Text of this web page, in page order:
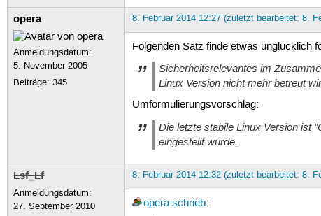
opera
Anmeldungsdatum:
5. November 2005
Beiträge:345
8. Februar 2014 12:27 (zuletzt bearbeitet: 8.
Folgenden Satz finde etwas unglücklich
Sicherheitsrelevantes im
Linux Version nicht mehr betreut
Umformulierungsvorschlag:
Die letzte stabile Linux Version ist
eingestellt wurde.
Lsf_Lf
Anmeldungsdatum:
27. September 2010
8. Februar 2014 12:32 (zuletzt bearbeitet: 8.
opera schrieb: